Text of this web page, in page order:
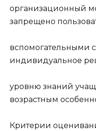
организационный
запрещено
вспомогательными
индивидуальное
уровню знаний
возрастным
Критерии